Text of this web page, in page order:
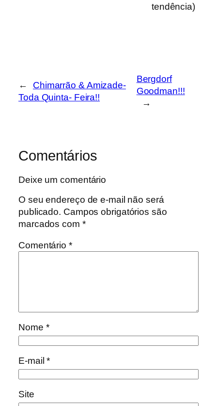
tendência)
←
Chimarrão & Amizade-
Toda Quinta- Feira!!
Bergdorf
Goodman!!!
→
Comentários
Deixe um comentário
O seu endereço de e-mail não será
publicado. Campos obrigatórios são
marcados com *
Comentário *
Nome *
E-mail*
Site